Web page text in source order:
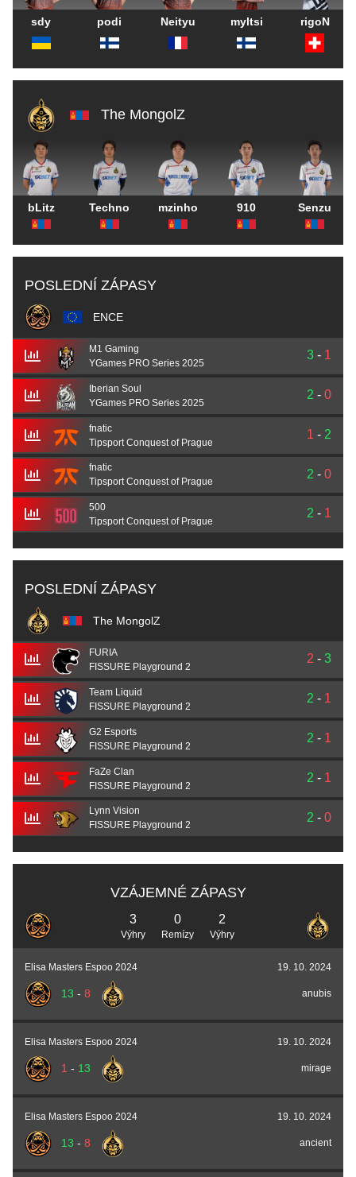
sdy podi Neityu myltsi rigoN
The MongolZ
bLitz Techno mzinho 910 Senzu
POSLEDNÍ ZÁPASY
ENCE
M1 Gaming
YGames PRO Series 2025
3 - 1
Iberian Soul
YGames PRO Series 2025
2 - 0
fnatic
Tipsport Conquest of Prague
1 - 2
fnatic
Tipsport Conquest of Prague
2 - 0
500
Tipsport Conquest of Prague
2 - 1
POSLEDNÍ ZÁPASY
The MongolZ
FURIA
FISSURE Playground 2
2 - 3
Team Liquid
FISSURE Playground 2
2 - 1
G2 Esports
FISSURE Playground 2
2 - 1
FaZe Clan
FISSURE Playground 2
2 - 1
Lynn Vision
FISSURE Playground 2
2 - 0
VZÁJEMNÉ ZÁPASY
3
Výhry
0
Remízy
2
Výhry
Elisa Masters Espoo 2024 19. 10. 2024
13 - 8 anubis
Elisa Masters Espoo 2024 19. 10. 2024
1 - 13 mirage
Elisa Masters Espoo 2024 19. 10. 2024
13 - 8 ancient